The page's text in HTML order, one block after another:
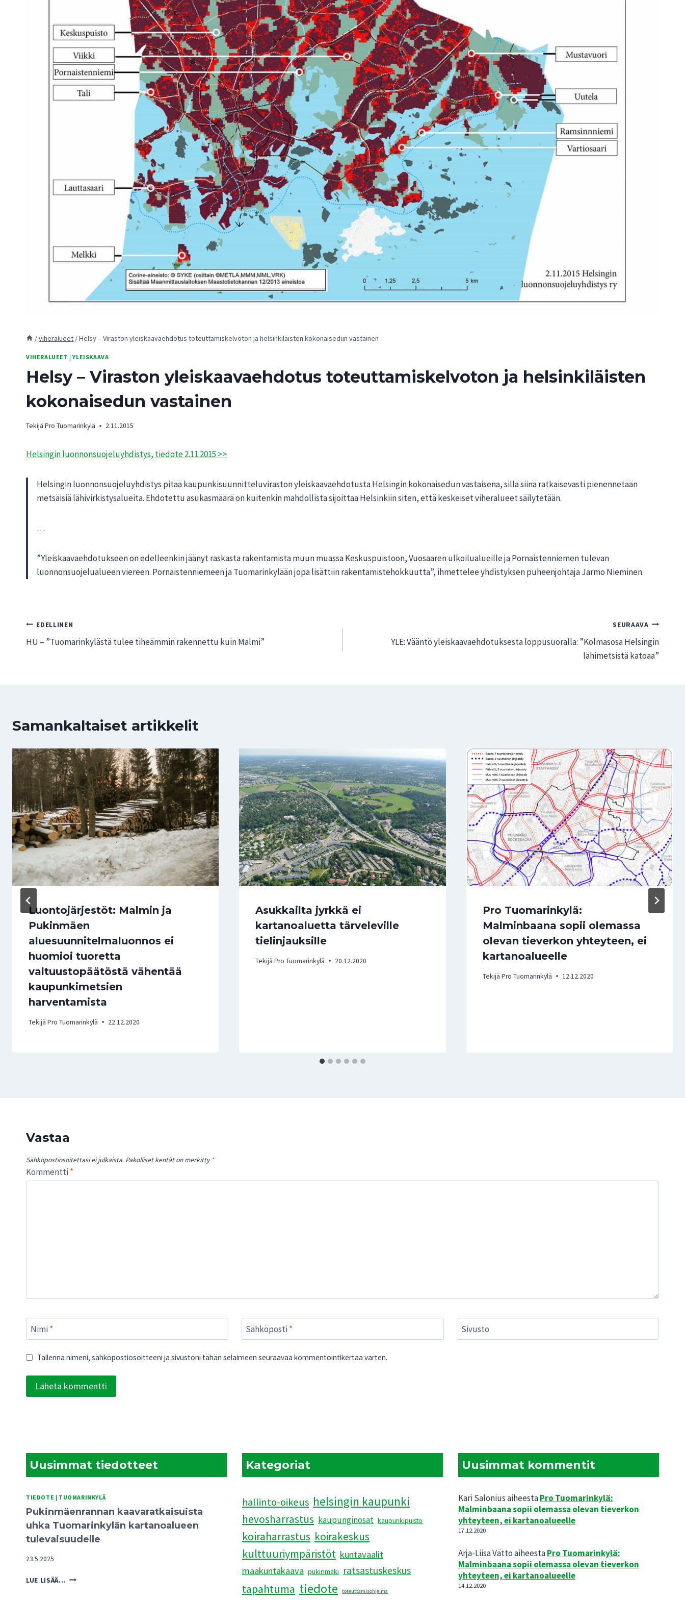
/viheralueet /Helsy – Viraston yleiskaavaehdotus toteuttamiskelvoton ja helsinkiläisten kokonaisedun vastainen
VIHERALUEET |YLEISKAAVA
Helsy – Viraston yleiskaavaehdotus toteuttamiskelvoton ja helsinkiläisten
kokonaisedun vastainen
Tekijä Pro Tuomarinkylä 2.11.2015
Helsingin luonnonsuojeluyhdistys, tiedote 2.11.2015 >>
Helsingin luonnonsuojeluyhdistys pitää kaupunkisuunnitteluviraston yleiskaavaehdotusta Helsingin kokonaisedun vastaisena, sillä siinä ratkaisevasti pienennetään
metsäisiä lähivirkistysalueita. Ehdotettu asukasmäärä on kuitenkin mahdollista sijoittaa Helsinkiin siten, että keskeiset viheralueet säilytetään.
…
”Yleiskaavaehdotukseen on edelleenkin jäänyt raskasta rakentamista muun muassa Keskuspuistoon, Vuosaaren ulkoilualueille ja Pornaistenniemen tulevan
luonnonsuojelualueen viereen. Pornaistenniemeen ja Tuomarinkylään jopa lisättiin rakentamistehokkuutta”, ihmettelee yhdistyksen puheenjohtaja Jarmo Nieminen.
Artikkelien
selaus
EDELLINEN
HU – ”Tuomarinkylästä tulee tiheämmin rakennettu kuin Malmi”
SEURAAVA
YLE: Vääntö yleiskaavaehdotuksesta loppusuoralla: ”Kolmasosa Helsingin
lähimetsistä katoaa”
Samankaltaiset artikkelit
Luontojärjestöt: Malmin ja
Pukinmäen
aluesuunnitelmaluonnos ei
huomioi tuoretta
valtuustopäätöstä vähentää
kaupunkimetsien
harventamista
Tekijä Pro Tuomarinkylä 22.12.2020
Asukkailta jyrkkä ei
kartanoaluetta tärveleville
tielinjauksille
Tekijä Pro Tuomarinkylä 20.12.2020
Pro Tuomarinkylä:
Malminbaana sopii olemassa
olevan tieverkon yhteyteen, ei
kartanoalueelle
Tekijä Pro Tuomarinkylä 12.12.2020
Vastaa
Sähköpostiosoitettasi ei julkaista. Pakolliset kentät on merkitty *
Kommentti *
Nimi * Sähköposti * Sivusto
Tallenna nimeni, sähköpostiosoitteeni ja sivustoni tähän selaimeen seuraavaa kommentointikertaa varten.
Uusimmat tiedotteet
TIEDOTE | TUOMARINKYLÄ
Pukinmäenrannan kaavaratkaisuista
uhka Tuomarinkylän kartanoalueen
tulevaisuudelle
23.5.2025
LUE LISÄÄ... PUKINMÄENRANNAN
Kategoriat
hallinto-oikeus helsingin kaupunki
hevosharrastus kaupunginosat kaupunkipuisto
koiraharrastus koirakeskus
kulttuuriympäristöt kuntavaalit
maakuntakaava pukinmäki ratsastuskeskus
tapahtuma tiedote toteuttamisohjelma
Uusimmat kommentit
Kari SaloniusaiheestaPro Tuomarinkylä:
Malminbaana sopii olemassa olevan tieverkon
yhteyteen, ei kartanoalueelle
17.12.2020
Arja-Liisa VättoaiheestaPro Tuomarinkylä:
Malminbaana sopii olemassa olevan tieverkon
yhteyteen, ei kartanoalueelle
14.12.2020